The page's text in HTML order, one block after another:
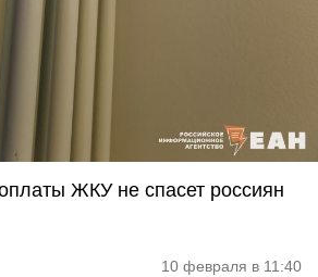
ЖКУ не спасет россиян
10 февраля в 11:40